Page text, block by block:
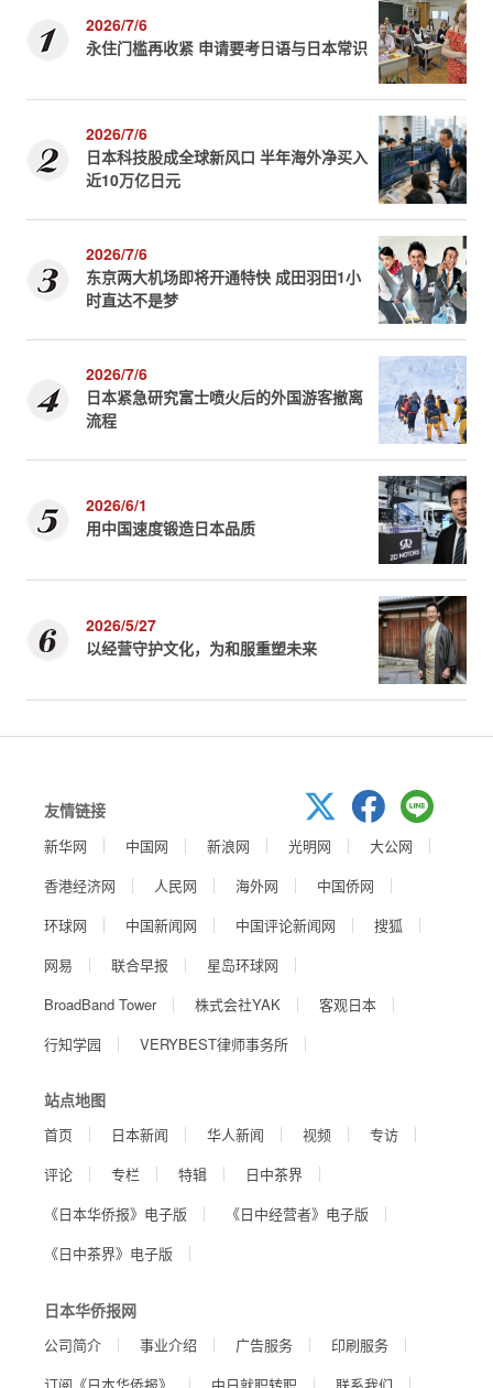
2026/7/6
永住门槛再收紧 申请要考日语与日本常识
2026/7/6
日本科技股成全球新风口 半年海外净买入
近10万亿日元
2026/7/6
东京两大机场即将开通特快 成田羽田1小
时直达不是梦
2026/7/6
日本紧急研究富士喷火后的外国游客撤离
流程
2026/6/1
用中国速度锻造日本品质
2026/5/27
以经营守护文化，为和服重塑未来
友情链接
新华网 中国网 新浪网 光明网
大公网
香港经济网
人民网 海外网
中国侨网
环球网
中国新闻网 中国评论新闻网
搜狐
网易
联合早报
星岛环球网
BroadBand Tower
株式会社YAK
客观日本
行知学园
VERYBEST律师事务所
站点地图
首页 日本新闻 华人新闻 视频
专访
评论
专栏 特辑
日中茶界
《日本华侨报》电子版
《日中经营者》电子版
《日中茶界》电子版
日本华侨报网
公司简介 事业介绍 广告服务
印刷服务